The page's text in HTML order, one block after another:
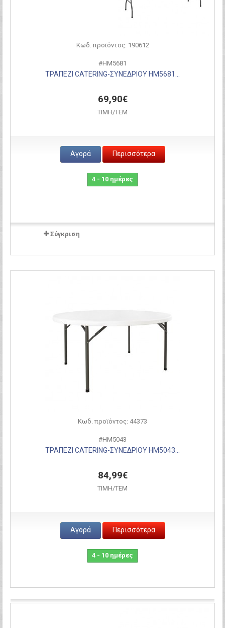
Κωδ. προϊόντος: 190612
#HM5681
ΤΡΑΠΕΖΙ CATERING-ΣΥΝΕΔΡΙΟΥ HM5681...
69,90€
ΤΙΜH/ΤΕΜ
Αγορά Περισσότερα
4 - 10 ημέρες
Σύγκριση
Κωδ. προϊόντος: 44373
#HM5043
ΤΡΑΠΕΖΙ CATERING-ΣΥΝΕΔΡΙΟΥ HM5043...
84,99€
ΤΙΜH/ΤΕΜ
Αγορά Περισσότερα
4 - 10 ημέρες